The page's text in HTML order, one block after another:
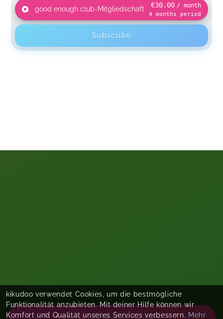
good enough club-Mitgliedschaft €30.00 / month
4months period
Subscribe
kikudoo verwendet Cookies, um die bestmögliche
Funktionalität anzubieten. Mit deiner Hilfe können wir
Komfort und Qualität unseres Services verbessern. Mehr